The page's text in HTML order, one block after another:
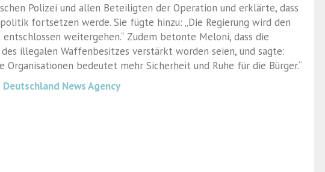
Polizei und allen Beteiligten der Operation und erklärte, dass
fortsetzen werde. Sie fügte hinzu: „Die Regierung wird den
weitergehen.“ Zudem betonte Meloni, dass die
illegalen Waffenbesitzes verstärkt worden seien, und sagte:
Organisationen bedeutet mehr Sicherheit und Ruhe für die Bürger.“
Deutschland News Agency